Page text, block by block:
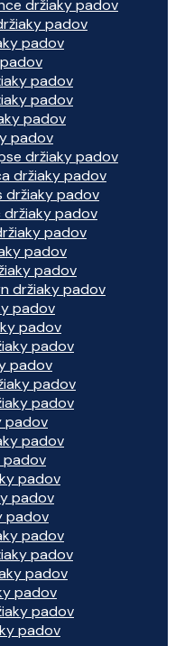
držiaky padov
padov
padov
padov
padov
padov
padov
držiaky padov
držiaky padov
držiaky padov
padov
padov
padov
padov
držiaky padov
padov
padov
padov
padov
padov
padov
padov
padov
padov
padov
padov
padov
padov
padov
padov
padov
padov
padov